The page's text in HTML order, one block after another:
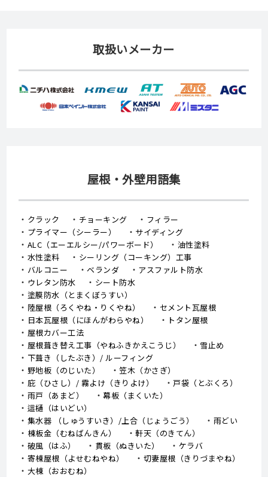
取扱いメーカー
屋根・外壁用語集
クラック チョーキング
フィラー
プライマー（シーラー）
サイディング
ALC（エーエルシー/パワーボード）
油性塗料
水性塗料
シーリング（コーキング）工事
バルコニー
ベランダ
アスファルト防水
ウレタン防水
シート防水
塗膜防水（とまくぼうすい）
陸屋根（ろくやね・りくやね）
セメント瓦屋根
日本瓦屋根（にほんがわらやね）
トタン屋根
屋根カバー工法
屋根葺き替え工事（やねふきかえこうじ）
雪止め
下葺き（したぶき）/ ルーフィング
野地板（のじいた）
笠木（かさぎ）
庇（ひさし）/ 霧よけ（きりよけ）
戸袋（とぶくろ）
雨戸（あまど）
幕板（まくいた）
這樋（はいどい）
集水器 （しゅうすいき）/上合（じょうごう）
雨どい
棟板金（むねばんきん）
軒天（のきてん）
破風（はふ）
貫板（ぬきいた）
ケラバ
寄棟屋根（よせむねやね）
切妻屋根（きりづまやね）
大棟（おおむね）